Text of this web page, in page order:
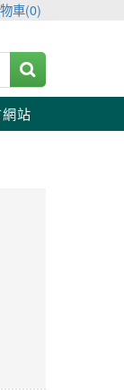
車(0)
站